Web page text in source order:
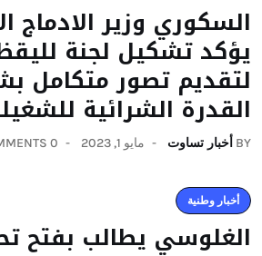
السكوري وزير الادماج
يؤكد تشكيل لجنة
لتقديم تصور متكامل
القدرة الشرائية
BY أخبار تساوت مايو 1, 2023 0 COMMENTS
أخبار وطنية
الغلوسي يطالب بفتح